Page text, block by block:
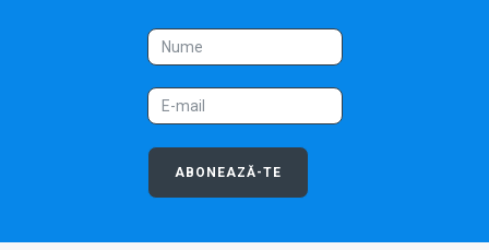
ABONEAZĂ-TE